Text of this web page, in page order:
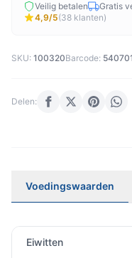
Veilig betalen Gratis
4,9/5(38 klanten)
SKU: 100320Barcode:
Delen:
Voedingswaarden
Eiwitten